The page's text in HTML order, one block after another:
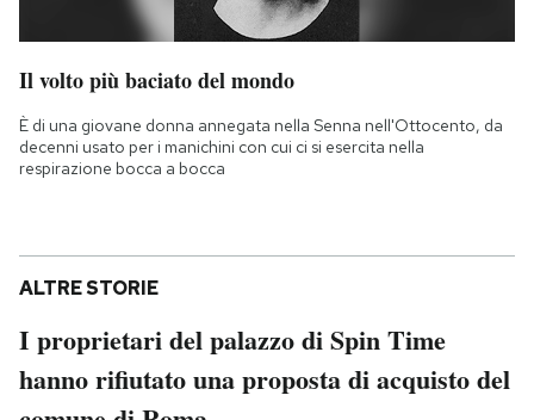
Il volto più baciato del mondo
È di una giovane donna annegata nella Senna nell'Ottocento, da
decenni usato per i manichini con cui ci si esercita nella
respirazione bocca a bocca
ALTRE STORIE
I proprietari del palazzo di Spin Time
hanno rifiutato una proposta di acquisto del